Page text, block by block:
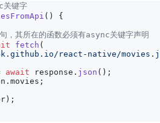
键字
( )
{
其所在的函数必须有async关键字声明
fetch (
react-native/
await response . json ( ) ;
. movies ;
) ;